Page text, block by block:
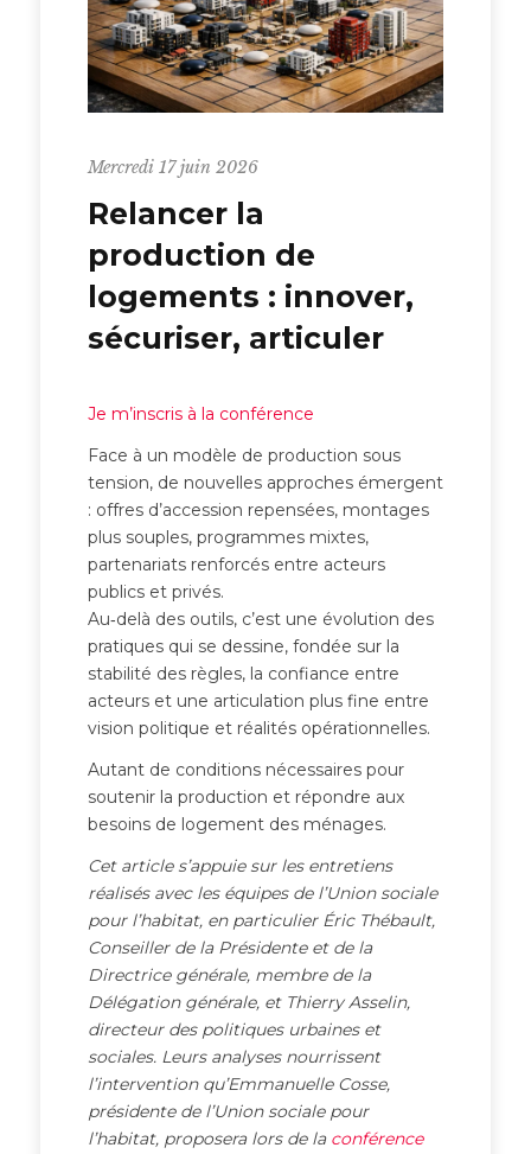
Mercredi 17 juin 2026
Relancer la
production de
logements : innover,
sécuriser, articuler
Je m’inscris à la conférence
Face à un modèle de production sous
tension, de nouvelles approches émergent
: offres d’accession repensées, montages
plus souples, programmes mixtes,
partenariats renforcés entre acteurs
publics et privés.
Au‑delà des outils, c’est une évolution des
pratiques qui se dessine, fondée sur la
stabilité des règles, la confiance entre
acteurs et une articulation plus fine entre
vision politique et réalités opérationnelles.
Autant de conditions nécessaires pour
soutenir la production et répondre aux
besoins de logement des ménages.
Cet article s’appuie sur les entretiens
réalisés avec les équipes de l’Union sociale
pour l’habitat, en particulier Éric Thébault,
Conseiller de la Présidente et de la
Directrice générale, membre de la
Délégation générale, et Thierry Asselin,
directeur des politiques urbaines et
sociales. Leurs analyses nourrissent
l’intervention qu’Emmanuelle Cosse,
présidente de l’Union sociale pour
l’habitat, proposera lors de la conférence